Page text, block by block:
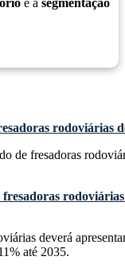
e a segmentação
rodoviárias
de fresadoras
deverá
até 2035.